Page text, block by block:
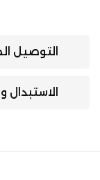
التوصيل
الاستبدال